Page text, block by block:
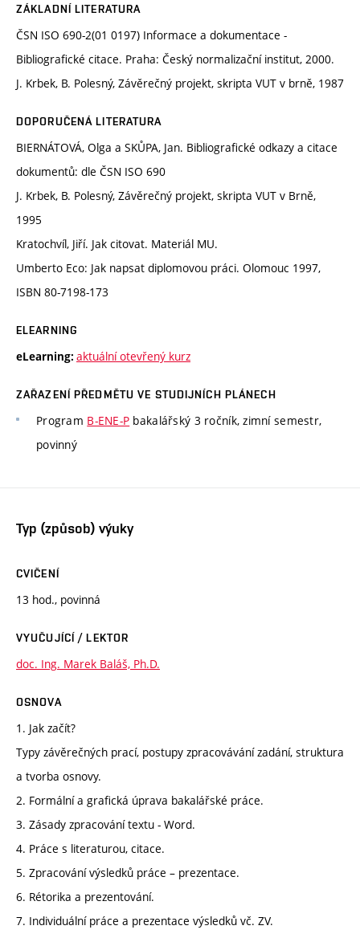
ZÁKLADNÍ LITERATURA
ČSN ISO 690-2(01 0197) Informace a dokumentace -
Bibliografické citace. Praha: Český normalizační institut, 2000.
J. Krbek, B. Polesný, Závěrečný projekt, skripta VUT v brně, 1987
DOPORUČENÁ LITERATURA
BIERNÁTOVÁ, Olga a SKŮPA, Jan. Bibliografické odkazy a citace
dokumentů: dle ČSN ISO 690
J. Krbek, B. Polesný, Závěrečný projekt, skripta VUT v Brně,
1995
Kratochvíl, Jiří. Jak citovat. Materiál MU.
Umberto Eco: Jak napsat diplomovou práci. Olomouc 1997,
ISBN 80-7198-173
ELEARNING
eLearning: aktuální otevřený kurz
ZAŘAZENÍ PŘEDMĚTU VE STUDIJNÍCH PLÁNECH
Program B-ENE-P bakalářský 3 ročník, zimní semestr,
povinný
Typ (způsob) výuky
CVIČENÍ
13 hod., povinná
VYUČUJÍCÍ / LEKTOR
doc. Ing. Marek Baláš, Ph.D.
OSNOVA
1. Jak začít?
Typy závěrečných prací, postupy zpracovávání zadání, struktura
a tvorba osnovy.
2. Formální a grafická úprava bakalářské práce.
3. Zásady zpracování textu - Word.
4. Práce s literaturou, citace.
5. Zpracování výsledků práce – prezentace.
6. Rétorika a prezentování.
7. Individuální práce a prezentace výsledků vč. ZV.